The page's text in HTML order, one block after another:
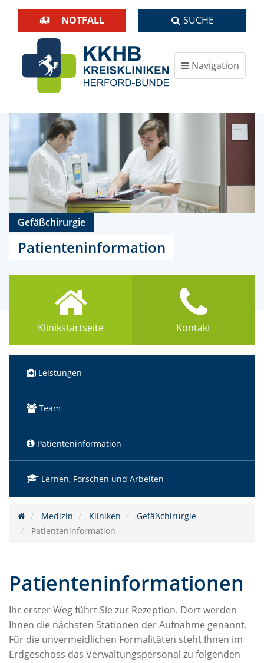
NOTFALL SUCHE
Navigation
ein-/ausblenden
Gefäßchirurgie
Patienteninformation
Klinikstartseite Kontakt
Leistungen
Team
Patienteninformation
Lernen, Forschen und Arbeiten
Medizin Kliniken
Gefäßchirurgie
Patienteninformation
Patienteninformationen
Ihr erster Weg führt Sie zur Rezeption. Dort werden
Ihnen die nächsten Stationen der Aufnahme genannt.
Für die unvermeidlichen Formalitäten steht Ihnen im
Erdgeschoss das Verwaltungspersonal zu folgenden